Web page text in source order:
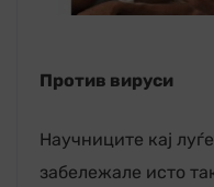
Против вируси
Научниците кај
забележале исто